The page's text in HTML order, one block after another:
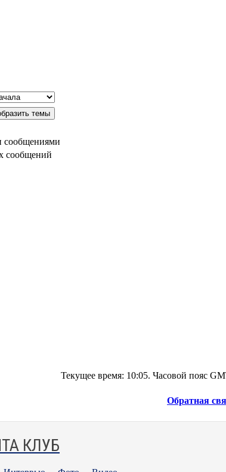
сообщениями
сообщений
Текущее время: 10:05. Часовой пояс
Обратная
КЛУБ